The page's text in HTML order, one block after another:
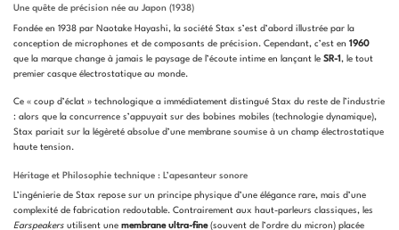
Une quête de précision née au Japon (1938)
Fondée en 1938 par Naotake Hayashi, la société Stax s’est d’abord illustrée par la
conception de microphones et de composants de précision. Cependant, c’est en 1960
que la marque change à jamais le paysage de l’écoute intime en lançant le SR-1 , le tout
premier casque électrostatique au monde.
Ce « coup d’éclat » technologique a immédiatement distingué Stax du reste de l’industrie
: alors que la concurrence s’appuyait sur des bobines mobiles (technologie dynamique),
Stax pariait sur la légèreté absolue d’une membrane soumise à un champ électrostatique
haute tension.
Héritage et Philosophie technique : L’apesanteur sonore
L’ingénierie de Stax repose sur un principe physique d’une élégance rare, mais d’une
complexité de fabrication redoutable. Contrairement aux haut-parleurs classiques, les
Earspeakers utilisent une membrane ultra-fine(souvent de l’ordre du micron) placée